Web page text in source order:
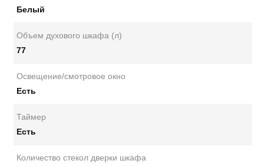
Белый
Объем духового шкафа (л)
77
Освещение/смотровое окно
Есть
Таймер
Есть
Количество стекол дверки шкафа